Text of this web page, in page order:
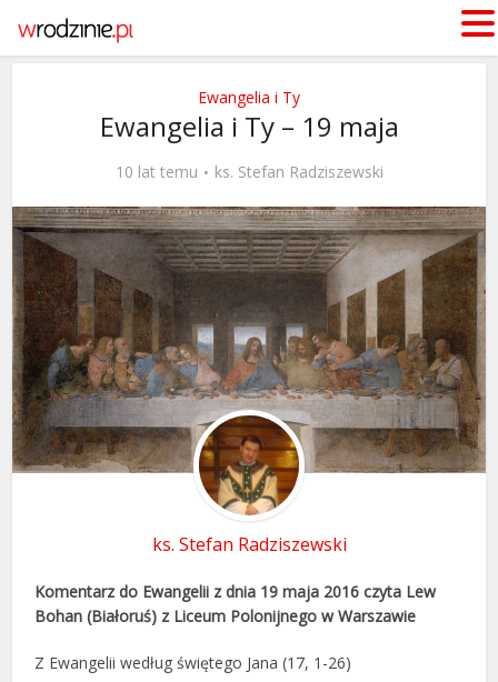
Ewangelia i Ty
Ewangelia i Ty – 19 maja
10 lat temu ks. Stefan Radziszewski
ks. Stefan Radziszewski
Komentarz do Ewangelii z dnia 19 maja 2016czyta Lew
Bohan (Białoruś) z Liceum Polonijnego w Warszawie
Z Ewangelii według świętego Jana (17, 1-26)